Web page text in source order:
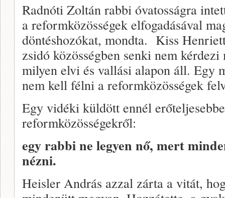
Radnóti Zoltán rabbi óvatosságra
a reformközösségek elfogadásával
döntéshozókat, mondta. Kiss
zsidó közösségben senki nem
milyen elvi és vallási alapon áll. Egy
nem kell félni a reformközösségek
Egy vidéki küldött ennél
reformközösségekről:
egy rabbi ne legyen nő, mert
nézni.
Heisler András azzal zárta a vitát,